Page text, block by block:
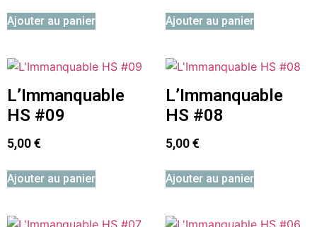
Ajouter au panier Ajouter au panier
L’Immanquable
HS #09
5,00€
Ajouter au panier
L’Immanquable
HS #08
5,00€
Ajouter au panier